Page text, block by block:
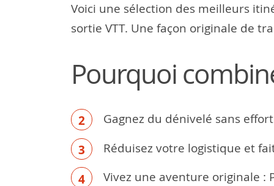
Voici une sélection des meilleurs
sortie VTT. Une façon originale de
Pourquoi
Gagnez du dénivelé sans
Réduisez votre logistique et
Vivez une aventure originale :